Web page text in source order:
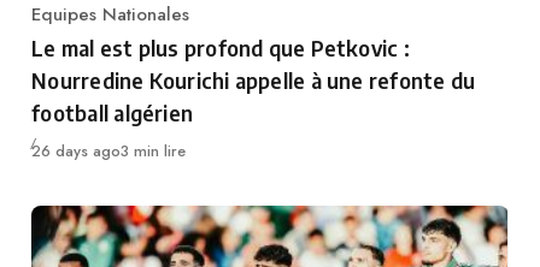
Category
Equipes Nationales
Le mal est plus profond que Petkovic :
Nourredine Kourichi appelle à une refonte du
football algérien
Publié
26 days ago3 min lire